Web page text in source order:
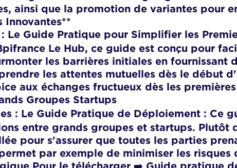
ainsi que la promotion de variantes pour
Innovantes**
Le Guide Pratique pour Simplifier les
Le Hub, ce guide est conçu pour
les barrières initiales en fournissant
les attentes mutuelles dès le début
aux échanges fructueux dès les
Groupes Startups
: Le Guide Pratique de Déploiement : Ce
entre grands groupes et startups.
pour s'assurer que toutes les parties
par exemple de minimiser les risques
le télécharger ➡️